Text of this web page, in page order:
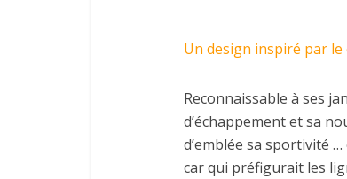
Un design inspiré par le
Reconnaissable à ses
d’échappement et sa
d’emblée sa sportivité …
car qui préfigurait les